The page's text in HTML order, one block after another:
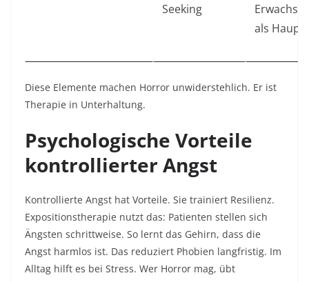
Seeking
als
Diese Elemente machen Horror unwiderstehlich. Er ist
Therapie in Unterhaltung.​
Psychologische Vorteile
kontrollierter Angst
Kontrollierte Angst hat Vorteile. Sie trainiert Resilienz.
Expositionstherapie nutzt das: Patienten stellen sich
Ängsten schrittweise. So lernt das Gehirn, dass die
Angst harmlos ist. Das reduziert Phobien langfristig. Im
Alltag hilft es bei Stress. Wer Horror mag, übt